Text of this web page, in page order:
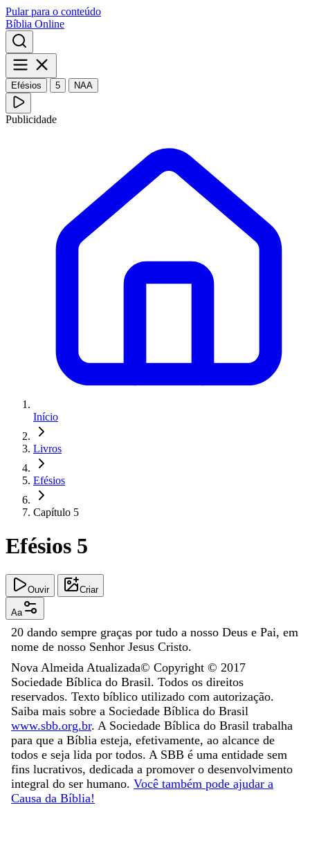
Pular para o conteúdo
Bíblia Online
Efésios 5 NAA
Publicidade
Início
Livros
Efésios
Capítulo 5
Efésios 5
Ouvir Criar
Aa
20 dando sempre graças por tudo a nosso Deus e Pai, em
nome de nosso Senhor Jesus Cristo.
Nova Almeida Atualizada© Copyright © 2017
Sociedade Bíblica do Brasil. Todos os direitos
reservados. Texto bíblico utilizado com autorização.
Saiba mais sobre a Sociedade Bíblica do Brasil
www.sbb.org.br. A Sociedade Bíblica do Brasil trabalha
para que a Bíblia esteja, efetivamente, ao alcance de
todos e seja lida por todos. A SBB é uma entidade sem
fins lucrativos, dedicada a promover o desenvolvimento
integral do ser humano. Você também pode ajudar a
Causa da Bíblia!